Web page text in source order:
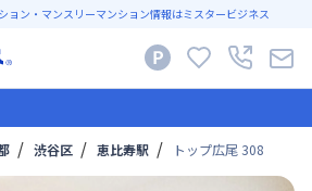
ョン・マンスリーマンション情報はミスタービジネス
渋谷区 恵比寿駅 トップ広尾 308